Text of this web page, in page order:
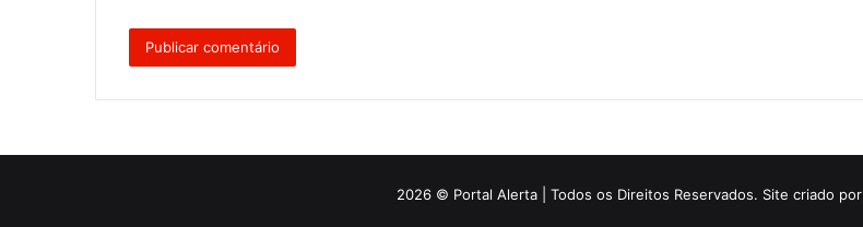
2026 © Portal Alerta | Todos os Direitos Reservados. Site criado por